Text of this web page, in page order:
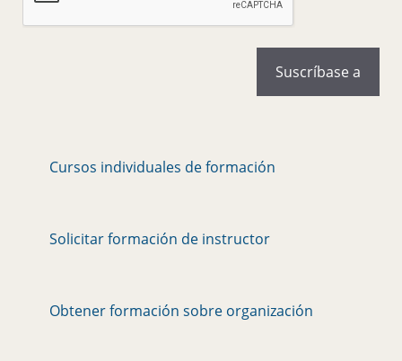
Cursos individuales de formación
Solicitar formación de instructor
Obtener formación sobre organización